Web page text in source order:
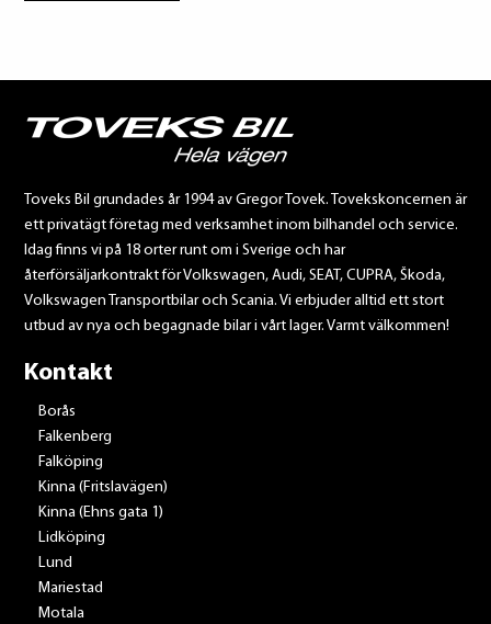
Toveks Bil grundades år 1994 av Gregor Tovek. Tovekskoncernen är
ett privatägt företag med verksamhet inom bilhandel och service.
Idag finns vi på 18 orter runt om i Sverige och har
återförsäljarkontrakt för Volkswagen, Audi, SEAT, CUPRA, Škoda,
Volkswagen Transportbilar och Scania. Vi erbjuder alltid ett stort
utbud av nya och begagnade bilar i vårt lager. Varmt välkommen!
Kontakt
Borås
Falkenberg
Falköping
Kinna (Fritslavägen)
Kinna (Ehns gata 1)
Lidköping
Lund
Mariestad
Motala